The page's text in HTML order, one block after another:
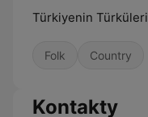
Türkiyenin Türküleri
Folk Country
Kontakty